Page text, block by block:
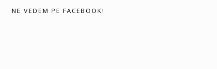
NE VEDEM PE FACEBOOK!